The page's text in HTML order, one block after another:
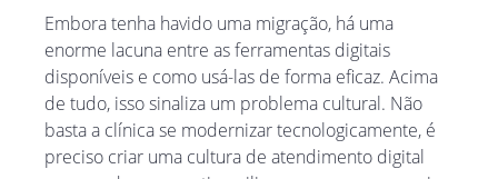
Embora tenha havido uma migração, há uma
enorme lacuna entre as ferramentas digitais
disponíveis e como usá-las de forma eficaz. Acima
de tudo, isso sinaliza um problema cultural. Não
basta a clínica se modernizar tecnologicamente, é
preciso criar uma cultura de atendimento digital